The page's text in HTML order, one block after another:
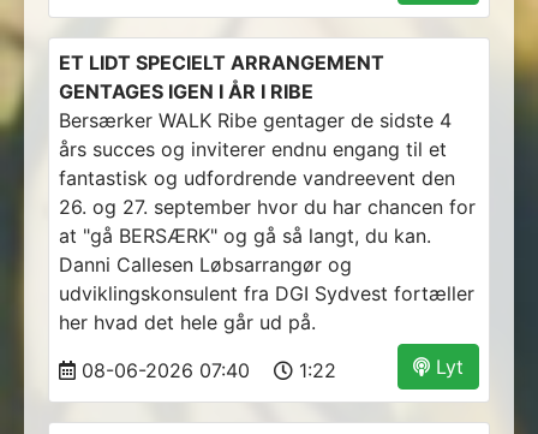
ET LIDT SPECIELT ARRANGEMENT
GENTAGES IGEN I ÅR I RIBE
Bersærker WALK Ribe gentager de sidste 4
års succes og inviterer endnu engang til et
fantastisk og udfordrende vandreevent den
26. og 27. september hvor du har chancen for
at "gå BERSÆRK" og gå så langt, du kan.
Danni Callesen Løbsarrangør og
udviklingskonsulent fra DGI Sydvest fortæller
her hvad det hele går ud på.
Lyt
08-06-2026 07:40 1:22